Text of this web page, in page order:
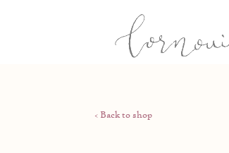
< Back to shop